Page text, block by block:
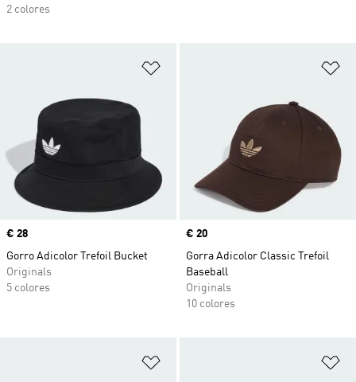
2 colores
Precio
€ 28
Gorro Adicolor Trefoil Bucket
Originals
5 colores
Precio
€ 20
Gorra Adicolor Classic Trefoil
Baseball
Originals
10 colores